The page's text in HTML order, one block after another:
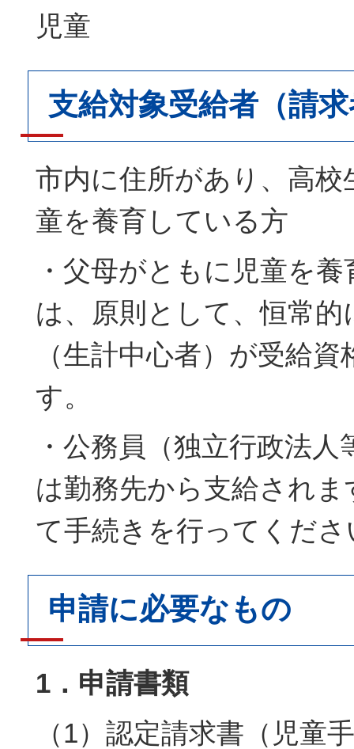
児童
支給対象受給者（請
市内に住所があり、高校
童を養育している方
・父母がともに児童を
は、原則として、恒常
（生計中心者）が受給
す。
・公務員（独立行政法
は勤務先から支給され
て手続きを行ってくださ
申請に必要なもの
1．申請書類
（1）認定請求書（児童